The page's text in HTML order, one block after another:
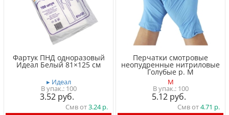
Фартук ПНД одноразовый
Идеал Белый 81×125 см
▸ Идеал
100
3.52
Смв от3.24
Перчатки смотровые
неопудренные нитриловые
Голубые р. M
M
100
5.12
Смв от4.71